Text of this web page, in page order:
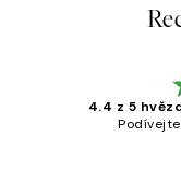
4.4 z 5